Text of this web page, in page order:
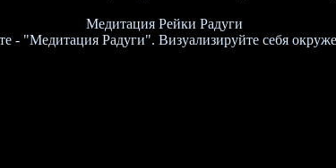
Медитация Рейки Радуги
- "Медитация Радуги". Визуализируйте себя